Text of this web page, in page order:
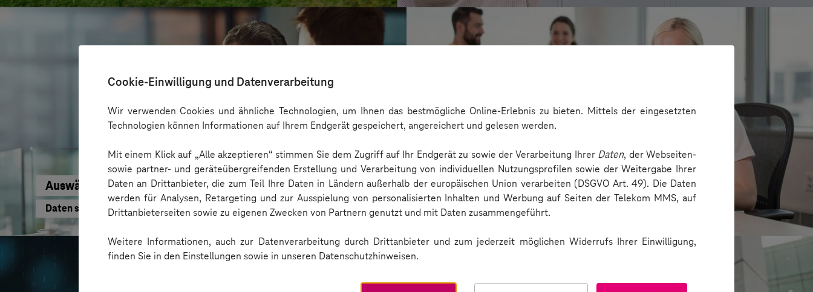
Cookie-Einwilligung und Datenverarbeitung
Wir verwenden Cookies und ähnliche Technologien, um Ihnen das bestmögliche Online-Erlebnis zu bieten. Mittels der eingesetzten
Technologien können Informationen auf Ihrem Endgerät gespeichert, angereichert und gelesen werden.
Mit einem Klick auf „Alle akzeptieren“ stimmen Sie dem Zugriff auf Ihr Endgerät zu sowie der Verarbeitung Ihrer Daten, der Webseiten-
sowie partner- und geräteübergreifenden Erstellung und Verarbeitung von individuellen Nutzungsprofilen sowie der Weitergabe Ihrer
Daten an Drittanbieter, die zum Teil Ihre Daten in Ländern außerhalb der europäischen Union verarbeiten (DSGVO Art. 49). Die Daten
werden für Analysen, Retargeting und zur Ausspielung von personalisierten Inhalten und Werbung auf Seiten der Telekom MMS, auf
Drittanbieterseiten sowie zu eigenen Zwecken von Partnern genutzt und mit Daten zusammengeführt.
Weitere Informationen, auch zur Datenverarbeitung durch Drittanbieter und zum jederzeit möglichen Widerrufs Ihrer Einwilligung,
finden Sie in den Einstellungen sowie in unseren Datenschutzhinweisen.
Auswärtiges Amt
Daten schneller nutzen
Kreis Bergstraße
KI für moderne Verwaltung